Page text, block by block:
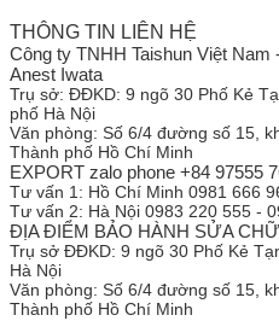
THÔNG TIN LIÊN HỆ
Công ty TNHH Taishun Việt
Anest Iwata
Trụ sở: ĐĐKD: 9 ngõ 30 Phố Kẻ
phố Hà Nội
Văn phòng: Số 6/4 đường số 15,
Thành phố Hồ Chí Minh
EXPORT zalo phone +84 97555
Tư vấn 1: Hồ Chí Minh 0981 666
Tư vấn 2: Hà Nội 0983 220 555 -
ĐỊA ĐIỂM BẢO HÀNH SỬA
Trụ sở ĐĐKD: 9 ngõ 30 Phố Kẻ
Hà Nội
Văn phòng: Số 6/4 đường số 15,
Thành phố Hồ Chí Minh